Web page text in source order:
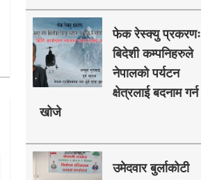
फेक रेस्क्यु प्रकरणः
बिदेशी कम्पनिहरुले
नेपालको पर्यटन
क्षेत्रलाई बदनाम गर्न
खोजे
उमेदवार बुर्लाकोटी